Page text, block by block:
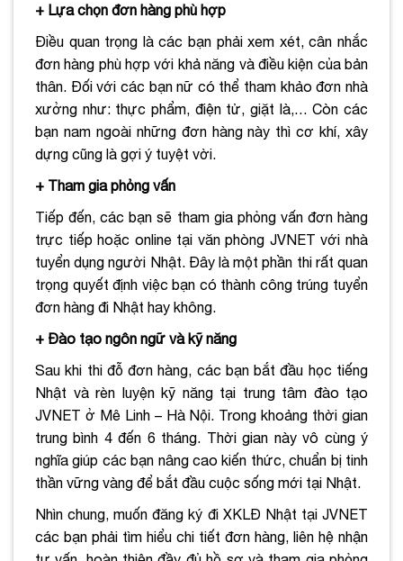
+ Lựa chọn đơn hàng phù hợp
Điều quan trọng là các bạn phải xem xét, cân nhắc
đơn hàng phù hợp với khả năng và điều kiện của bản
thân. Đối với các bạn nữ có thể tham khảo đơn nhà
xưởng như: thực phẩm, điện tử, giặt là,… Còn các
bạn nam ngoài những đơn hàng này thì cơ khí, xây
dựng cũng là gợi ý tuyệt vời.
+ Tham gia phỏng vấn
Tiếp đến, các bạn sẽ tham gia phỏng vấn đơn hàng
trực tiếp hoặc online tại văn phòng JVNET với nhà
tuyển dụng người Nhật. Đây là một phần thi rất quan
trọng quyết định việc bạn có thành công trúng tuyển
đơn hàng đi Nhật hay không.
+ Đào tạo ngôn ngữ và kỹ năng
Sau khi thi đỗ đơn hàng, các bạn bắt đầu học tiếng
Nhật và rèn luyện kỹ năng tại trung tâm đào tạo
JVNET ở Mê Linh – Hà Nội. Trong khoảng thời gian
trung bình 4 đến 6 tháng. Thời gian này vô cùng ý
nghĩa giúp các bạn nâng cao kiến thức, chuẩn bị tinh
thần vững vàng để bắt đầu cuộc sống mới tại Nhật.
Nhìn chung, muốn đăng ký đi XKLĐ Nhật tại JVNET
các bạn phải tìm hiểu chi tiết đơn hàng, liên hệ nhận